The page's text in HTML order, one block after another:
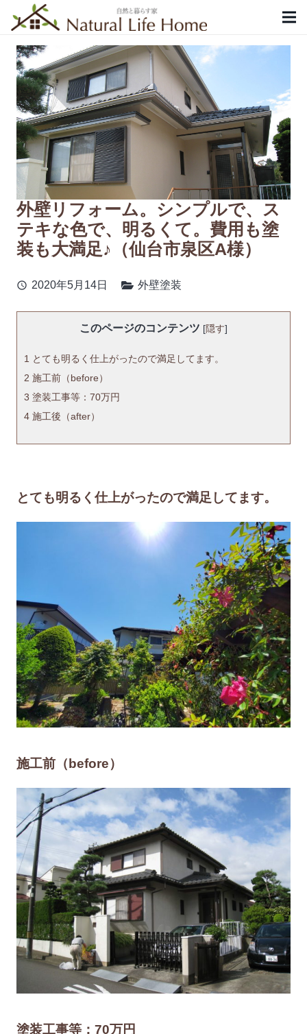
外壁リフォーム。シンプルで、ス
テキな色で、明るくて。費用も塗
装も大満足♪（仙台市泉区A様）
schedule 2020年5月14日 外壁塗装
このページのコンテンツ [隠す]
1 とても明るく仕上がったので満足してます。
2 施工前（before）
3 塗装工事等：70万円
4 施工後（after）
とても明るく仕上がったので満足してます。
施工前（before）
塗装工事等：70万円